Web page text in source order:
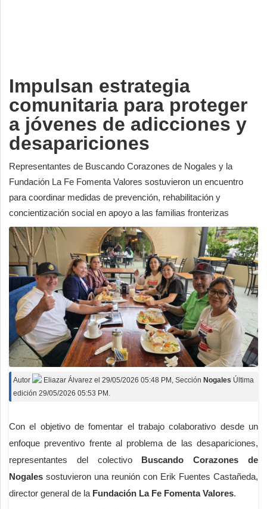
Impulsan estrategia
comunitaria para proteger
a jóvenes de adicciones y
desapariciones
Representantes de Buscando Corazones de Nogales y la
Fundación La Fe Fomenta Valores sostuvieron un encuentro
para coordinar medidas de prevención, rehabilitación y
concientización social en apoyo a las familias fronterizas
Autor Eliazar Álvarez el 29/05/2026 05:48 PM , Sección Nogales Última
edición 29/05/2026 05:53 PM.
Con el objetivo de fomentar el trabajo colaborativo desde un
enfoque preventivo frente al problema de las desapariciones,
representantes del colectivo Buscando Corazones de
Nogales sostuvieron una reunión con Erik Fuentes Castañeda,
director general de la Fundación La Fe Fomenta Valores.